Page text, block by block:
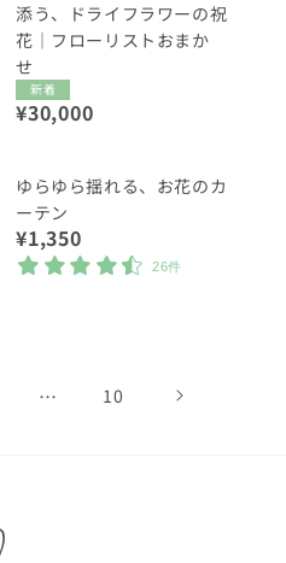
添う、ドライフラワーの祝
花｜フローリストおまか
せ
新着
通
格
¥30,000
ゆらゆら揺れる、お花のカ
ーテン
通
常
¥1,350
26件
… 10